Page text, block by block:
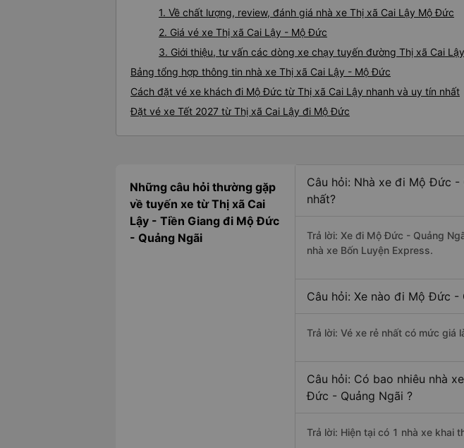
1. Về chất lượng, review, đánh giá nhà xe Thị xã Cai Lậy Mộ Đức
2. Giá vé xe Thị xã Cai Lậy - Mộ Đức
3. Giới thiệu, tư vấn các dòng xe chạy tuyến đường Thị xã Cai
Bảng tổng hợp thông tin nhà xe Thị xã Cai Lậy - Mộ Đức
Cách đặt vé xe khách đi Mộ Đức từ Thị xã Cai Lậy nhanh và uy tín nhất
Đặt vé xe Tết 2027 từ Thị xã Cai Lậy đi Mộ Đức
Những câu hỏi thường gặp
về tuyến xe từ Thị xã Cai
Lậy - Tiền Giang đi Mộ Đức
- Quảng Ngãi
Câu hỏi: Nhà xe đi Mộ Đức
nhất?
Trả lời: Xe đi Mộ Đức - Quảng
nhà xe Bốn Luyện Express.
Câu hỏi: Xe nào đi Mộ Đức -
Trả lời: Vé xe rẻ nhất có mức giá
Câu hỏi: Có bao nhiêu nhà
Đức - Quảng Ngãi ?
Trả lời: Hiện tại có 1 nhà xe khai